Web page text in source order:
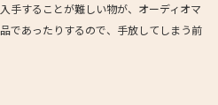
手することが難しい物が、オーディオマ
であったりするので、手放してしまう前